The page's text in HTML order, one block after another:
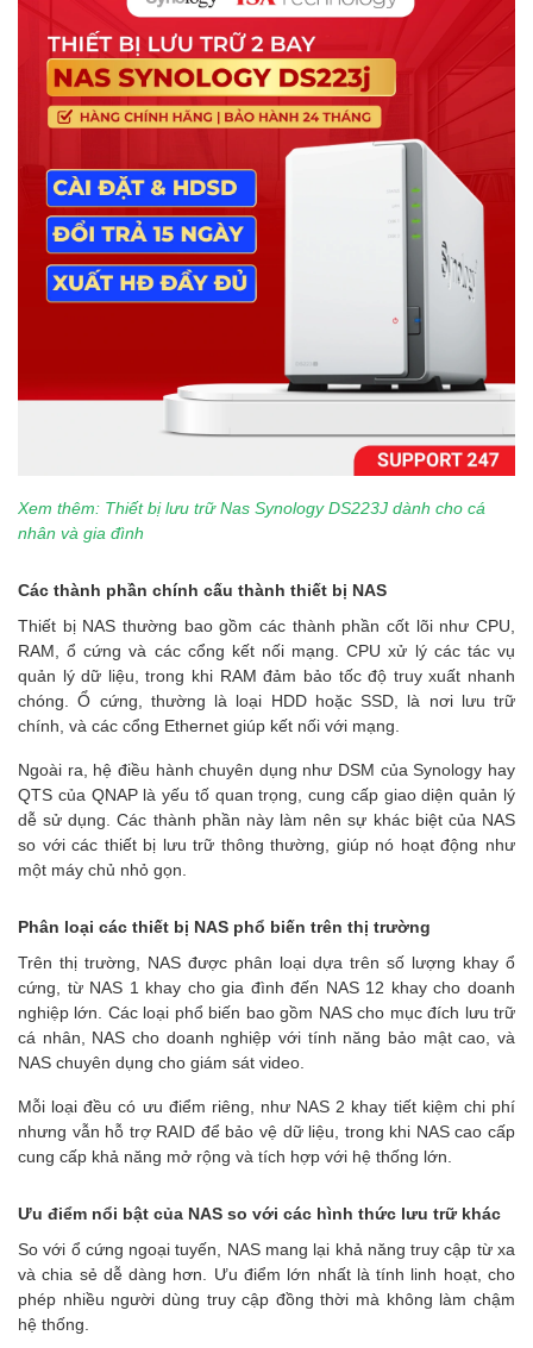
Xem thêm: Thiết bị lưu trữ Nas Synology DS223J dành cho cá
nhân và gia đình
Các thành phần chính cấu thành thiết bị NAS
Thiết bị NAS thường bao gồm các thành phần cốt lõi như CPU,
RAM, ổ cứng và các cổng kết nối mạng. CPU xử lý các tác vụ
quản lý dữ liệu, trong khi RAM đảm bảo tốc độ truy xuất nhanh
chóng. Ổ cứng, thường là loại HDD hoặc SSD, là nơi lưu trữ
chính, và các cổng Ethernet giúp kết nối với mạng.
Ngoài ra, hệ điều hành chuyên dụng như DSM của Synology hay
QTS của QNAP là yếu tố quan trọng, cung cấp giao diện quản lý
dễ sử dụng. Các thành phần này làm nên sự khác biệt của NAS
so với các thiết bị lưu trữ thông thường, giúp nó hoạt động như
một máy chủ nhỏ gọn.
Phân loại các thiết bị NAS phổ biến trên thị trường
Trên thị trường, NAS được phân loại dựa trên số lượng khay ổ
cứng, từ NAS 1 khay cho gia đình đến NAS 12 khay cho doanh
nghiệp lớn. Các loại phổ biến bao gồm NAS cho mục đích lưu trữ
cá nhân, NAS cho doanh nghiệp với tính năng bảo mật cao, và
NAS chuyên dụng cho giám sát video.
Mỗi loại đều có ưu điểm riêng, như NAS 2 khay tiết kiệm chi phí
nhưng vẫn hỗ trợ RAID để bảo vệ dữ liệu, trong khi NAS cao cấp
cung cấp khả năng mở rộng và tích hợp với hệ thống lớn.
Ưu điểm nổi bật của NAS so với các hình thức lưu trữ khác
So với ổ cứng ngoại tuyến, NAS mang lại khả năng truy cập từ xa
và chia sẻ dễ dàng hơn. Ưu điểm lớn nhất là tính linh hoạt, cho
phép nhiều người dùng truy cập đồng thời mà không làm chậm
hệ thống.